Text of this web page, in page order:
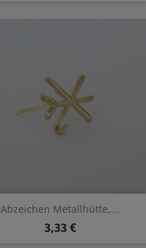
Abzeichen Metallhütte,...
3,33 €